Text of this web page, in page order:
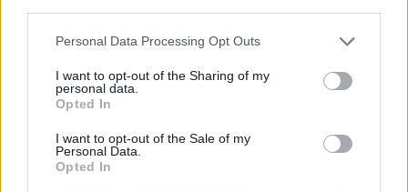
Personal Data Processing Opt Outs
I want to opt-out of the Sharing of my
personal data.
Opted In
I want to opt-out of the Sale of my
Personal Data.
Opted In